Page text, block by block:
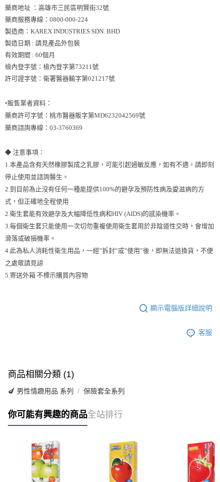
藥商地址 ：高雄市三民區明賢街32號
藥商服務專線：0800-000-224
製造商：KAREX INDUSTRIES SDN. BHD
製造日期 : 請見產品外包裝
有效期間 : 60個月
檢內登字號：檢內登字第73211號
許可證字號：衛署醫器輸字第021217號
•販售業者資料：
藥商許可字號：桃市醫器販字第MD6232042569號
藥商諮詢專線：03-3760369
◆ 注意事項：
1.本產品含有天然橡膠製成之乳膠，可能引起過敏反應，如有不適，請即刻
停止使用並諮詢醫生。
2.到目前為止沒有任何一種能提供100%的避孕及預防性病及愛滋病的方
式，但正確地全程使用
2.衛生套能有效避孕及大幅降低性病和HIV (AIDS)的感染機率。
3.每個衛生套只能使用一次切勿重複使用衛生套用於非陰道性交時，會增加
滑落或破損機率。
4.此為私人消耗性衛生用品，一經”拆封”或”使用”後，即無法退換貨，不便
之處敬請見諒
5.寄送外箱 不標示購買內容物
顯示電腦版詳細說明
客服
商品相關分類 (1)
🍆 男性情趣用品 系列 保險套全系列
你可能有興趣的商品全站排行